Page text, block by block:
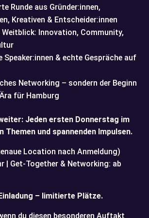
Runde aus Gründer:innen,
Kreativen & Entscheider:innen
Innovation, Community,
Speaker:innen & echte Gespräche auf
Networking – sondern der Beginn
für Hamburg
Jeden ersten Donnerstag im
Themen und spannenden Impulsen.
Location nach Anmeldung)
| Get-Together & Networking: ab
– limitierte Plätze.
du diesen besonderen Auftakt